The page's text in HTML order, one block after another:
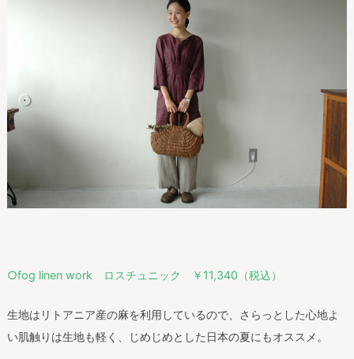
○fog linen work ロスチュニック ￥11,340（税込）
生地はリトアニア産の麻を利用しているので、さらっとした心地よ
い肌触りは生地も軽く、じめじめとした日本の夏にもオススメ。